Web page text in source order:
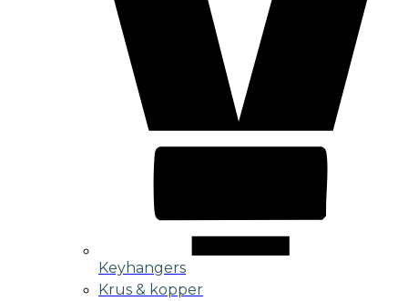
Keyhangers
Krus & kopper